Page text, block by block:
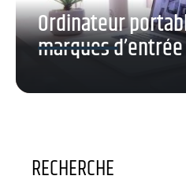
Ordinateur
marques
RECHERCHE